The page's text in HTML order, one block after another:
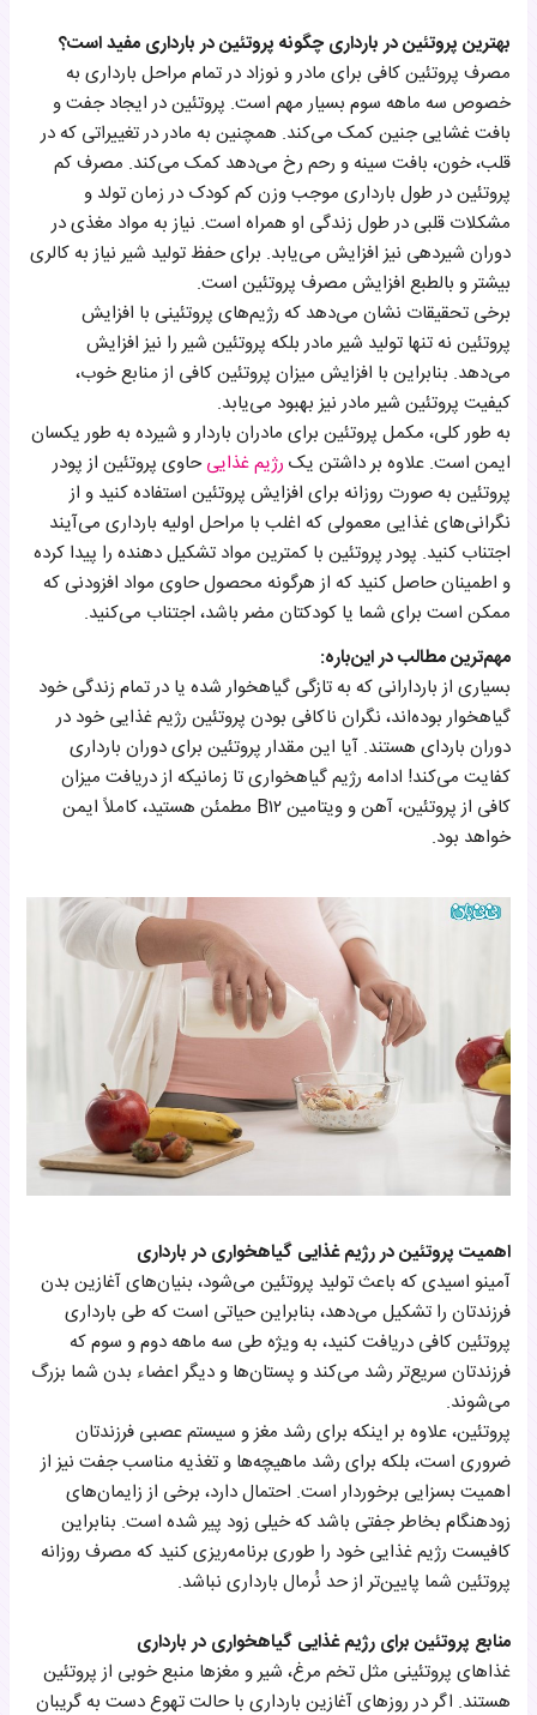
بهترین پروتئین در بارداری چگونه پروتئین در بارداری مفید است؟
مصرف پروتئین کافی برای مادر و نوزاد در تمام مراحل بارداری به
خصوص سه ماهه سوم بسیار مهم است. پروتئین در ایجاد جفت و
بافت غشایی جنین کمک می‌کند. همچنین به مادر در تغییراتی که در
قلب، خون، بافت سینه و رحم رخ می‌دهد کمک می‌کند. مصرف کم
پروتئین در طول بارداری موجب وزن کم کودک در زمان تولد و
مشکلات قلبی در طول زندگی او همراه است. نیاز به مواد مغذی در
دوران شیردهی نیز افزایش می‌یابد. برای حفظ تولید شیر نیاز به کالری
بیشتر و بالطبع افزایش مصرف پروتئین است.
برخی تحقیقات نشان می‌دهد که رژیم‌های پروتئینی با افزایش
پروتئین نه تنها تولید شیر مادر بلکه پروتئین شیر را نیز افزایش
می‌دهد. بنابراین با افزایش میزان پروتئین کافی از منابع خوب،
کیفیت پروتئین شیر مادر نیز بهبود می‌یابد.
به طور کلی، مکمل پروتئین برای مادران باردار و شیرده به طور یکسان
ایمن است. علاوه بر داشتن یک رژیم غذایی حاوی پروتئین از پودر
پروتئین به صورت روزانه برای افزایش پروتئین استفاده کنید و از
نگرانی‌های غذایی معمولی که اغلب با مراحل اولیه بارداری می‌آیند
اجتناب کنید. پودر پروتئین با کمترین مواد تشکیل دهنده را پیدا کرده
و اطمینان حاصل کنید که از هرگونه محصول حاوی مواد افزودنی که
ممکن است برای شما یا کودکتان مضر باشد، اجتناب می‌کنید.
مهم‌ترین مطالب در این‌باره:
بسیاری از باردارانی که به تازگی گیاهخوار شده‌ یا در تمام زندگی خود
گیاهخوار بوده‌اند، نگران ناکافی بودن پروتئین رژیم غذایی خود در
دوران باردای هستند. آیا این مقدار پروتئین برای دوران بارداری
کفایت می‌کند! ادامه رژیم گیاهخواری تا زمانیکه از دریافت میزان
کافی از پروتئین، آهن و ویتامین B۱۲ مطمئن هستید، کاملاً ایمن
خواهد بود.
اهمیت پروتئین در رژیم غذایی گیاهخواری در بارداری
آمینو اسیدی که باعث تولید پروتئین می‌شود، بنیان‌های آغازین بدن
فرزندتان را تشکیل می‌دهد، بنابراین حیاتی است که طی بارداری
پروتئین کافی دریافت کنید، به ویژه طی سه ماهه دوم و سوم که
فرزندتان سریع‌تر رشد می‌کند و پستان‌ها و دیگر اعضاء بدن شما بزرگ
می‌شوند.
پروتئین، علاوه بر اینکه برای رشد مغز و سیستم عصبی فرزندتان
ضروری است، بلکه برای رشد ماهیچه‌ها و تغذیه مناسب جفت نیز از
اهمیت بسزایی برخوردار است. احتمال دارد، برخی از زایمان‌های
زودهنگام بخاطر جفتی باشد که خیلی زود پیر شده است. بنابراین
کافیست رژیم غذایی خود را طوری برنامه‌ریزی کنید که مصرف روزانه
پروتئین شما پایین‌تر از حد نُرمال بارداری نباشد.
منابع پروتئین برای رژیم غذایی گیاهخواری در بارداری
غذا‌های پروتئینی مثل تخم مرغ، شیر و مغزها منبع خوبی از پروتئین
هستند. اگر در روزهای آغازین بارداری با حالت تهوع دست به گریبان